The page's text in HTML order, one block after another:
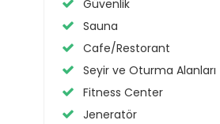
Güvenlik
Sauna
Cafe/Restorant
Seyir ve Oturma Alanları
Fitness Center
Jeneratör